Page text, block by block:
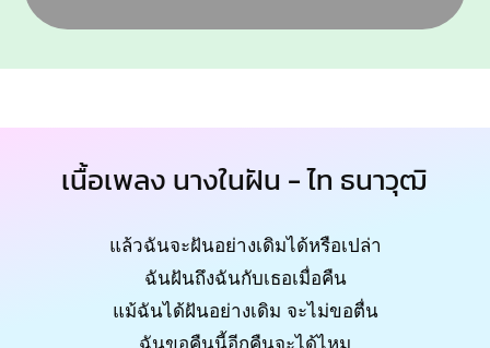
เนื้อเพลง นางในฝัน - ไท ธนาวุฒิ
แล้วฉันจะฝันอย่างเดิมได้หรือเปล่า
ฉันฝันถึงฉันกับเธอเมื่อคืน
แม้ฉันได้ฝันอย่างเดิม จะไม่ขอตื่น
ฉันขอคืนนี้อีกคืนจะได้ไหม